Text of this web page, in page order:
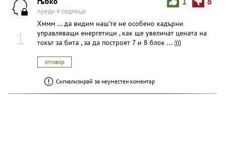
1
преди 4 седмици
Хммм ... да видим наш'те не особено кадърни
управляващи енергетици , как ще увеличат цената на
токът за бита , за да построят 7 и 8 блок ... :)))
отговор
Сигнализирай за неуместен коментар